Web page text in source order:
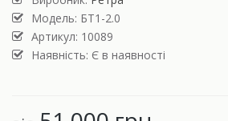
Модель: БТ1-2.0
Артикул: 10089
Наявність: Є в наявності